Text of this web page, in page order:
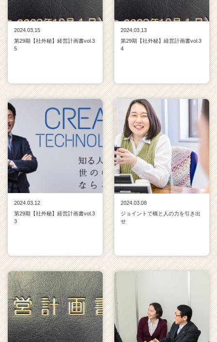
r
e
2024.03.15
第29期【社外秘】経営計画書vol.3
5
2024.03.13
第29期【社外秘】経営計画書vol.3
4
2024.03.12
第29期【社外秘】経営計画書vol.3
3
2024.03.08
ジョイントで橋と人の力を引き出
せ